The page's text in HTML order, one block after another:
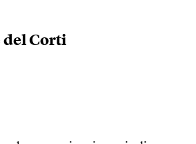
del Corti